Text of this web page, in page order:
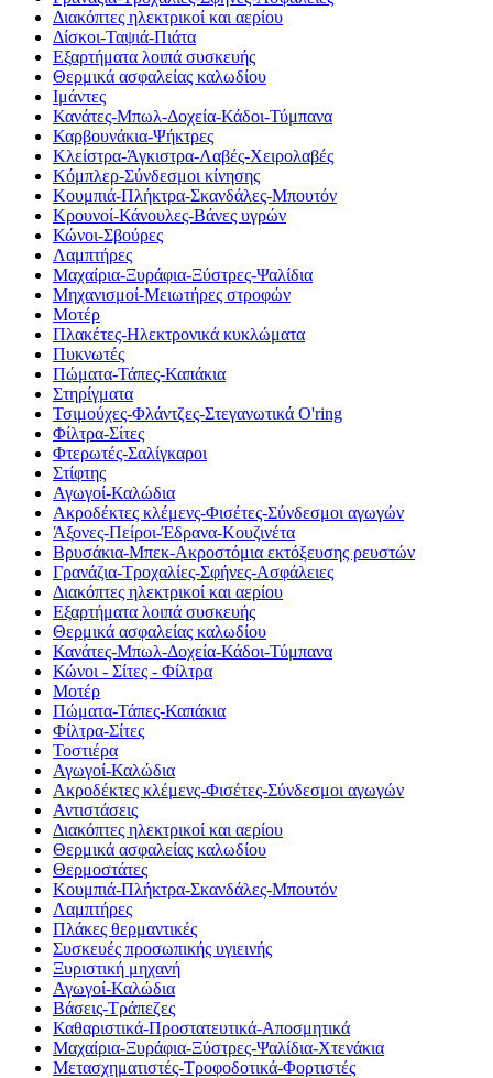
Διακόπτες ηλεκτρικοί και αερίου
Δίσκοι-Ταψιά-Πιάτα
Εξαρτήματα λοιπά συσκευής
Θερμικά ασφαλείας καλωδίου
Ιμάντες
Κανάτες-Μπωλ-Δοχεία-Κάδοι-Τύμπανα
Καρβουνάκια-Ψήκτρες
Κλείστρα-Άγκιστρα-Λαβές-Χειρολαβές
Κόμπλερ-Σύνδεσμοι κίνησης
Κουμπιά-Πλήκτρα-Σκανδάλες-Μπουτόν
Κρουνοί-Κάνουλες-Βάνες υγρών
Κώνοι-Σβούρες
Λαμπτήρες
Μαχαίρια-Ξυράφια-Ξύστρες-Ψαλίδια
Μηχανισμοί-Μειωτήρες στροφών
Μοτέρ
Πλακέτες-Ηλεκτρονικά κυκλώματα
Πυκνωτές
Πώματα-Τάπες-Καπάκια
Στηρίγματα
Τσιμούχες-Φλάντζες-Στεγανωτικά O'ring
Φίλτρα-Σίτες
Φτερωτές-Σαλίγκαροι
Στίφτης
Αγωγοί-Καλώδια
Ακροδέκτες κλέμενς-Φισέτες-Σύνδεσμοι αγωγών
Άξονες-Πείροι-Έδρανα-Κουζινέτα
Βρυσάκια-Μπεκ-Ακροστόμια εκτόξευσης ρευστών
Γρανάζια-Τροχαλίες-Σφήνες-Ασφάλειες
Διακόπτες ηλεκτρικοί και αερίου
Εξαρτήματα λοιπά συσκευής
Θερμικά ασφαλείας καλωδίου
Κανάτες-Μπωλ-Δοχεία-Κάδοι-Τύμπανα
Κώνοι - Σίτες - Φίλτρα
Μοτέρ
Πώματα-Τάπες-Καπάκια
Φίλτρα-Σίτες
Τοστιέρα
Αγωγοί-Καλώδια
Ακροδέκτες κλέμενς-Φισέτες-Σύνδεσμοι αγωγών
Αντιστάσεις
Διακόπτες ηλεκτρικοί και αερίου
Θερμικά ασφαλείας καλωδίου
Θερμοστάτες
Κουμπιά-Πλήκτρα-Σκανδάλες-Μπουτόν
Λαμπτήρες
Πλάκες θερμαντικές
Συσκευές προσωπικής υγιεινής
Ξυριστική μηχανή
Αγωγοί-Καλώδια
Βάσεις-Τράπεζες
Καθαριστικά-Προστατευτικά-Αποσμητικά
Μαχαίρια-Ξυράφια-Ξύστρες-Ψαλίδια-Χτενάκια
Μετασχηματιστές-Τροφοδοτικά-Φορτιστές